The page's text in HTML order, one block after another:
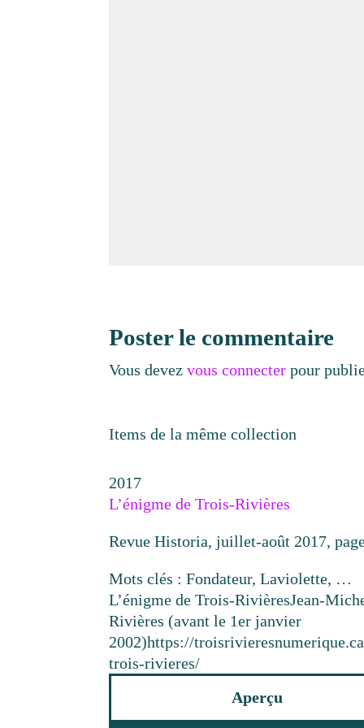
Poster le commentaire
Vous devezvous connecter pour
Items de la même collection
2017
L’énigme de Trois-Rivières
Revue Historia, juillet-août 2017,
Mots clés : Fondateur, Laviolette, …
L’énigme de Trois-RivièresJean-
Rivières (avant le 1er janvier
2002)https://
trois-rivieres/
Aperçu